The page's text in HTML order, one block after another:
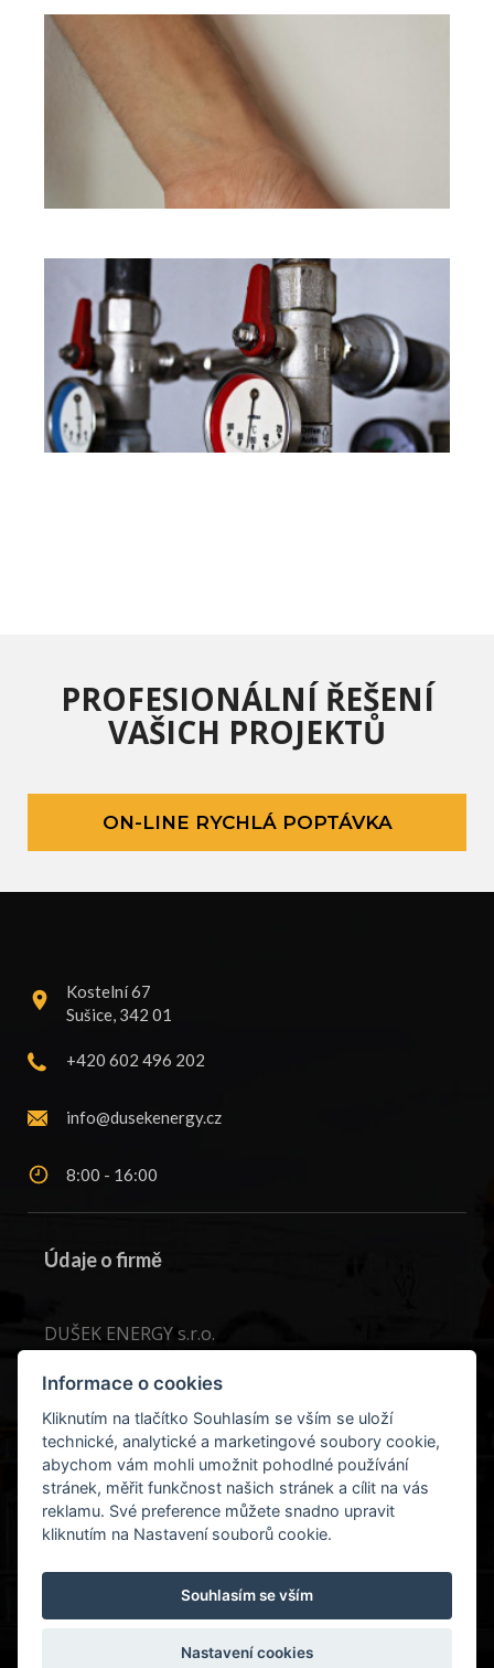
PROFESIONÁLNÍ ŘEŠENÍ
VAŠICH PROJEKTŮ
ON-LINE RYCHLÁ POPTÁVKA
Kostelní 67
Sušice, 342 01
+420 602 496 202
info@dusekenergy.cz
8:00 - 16:00
Údaje o firmě
DUŠEK ENERGY s.r.o.
Sušice, 34201
IČ:29161151
DIČ:CZ29161151
Informace o cookies
Kliknutím na tlačítko Souhlasím se vším se uloží
technické, analytické a marketingové soubory cookie,
abychom vám mohli umožnit pohodlné používání
stránek, měřit funkčnost našich stránek a cílit na vás
reklamu. Své preference můžete snadno upravit
kliknutím na Nastavení souborů cookie.
Souhlasím se vším
Nastavení cookies